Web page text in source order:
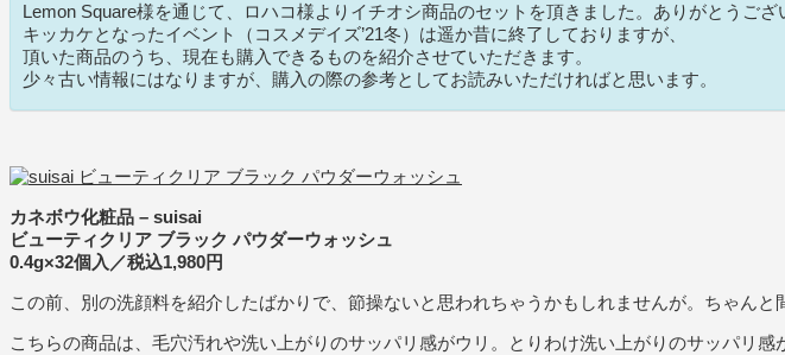
Lemon Square様を通じて、ロハコ様よりイチオシ商品のセットを頂きました。ありがとうござ
キッカケとなったイベント（コスメデイズ’21冬）は遥か昔に終了しておりますが、
頂いた商品のうち、現在も購入できるものを紹介させていただきます。
少々古い情報にはなりますが、購入の際の参考としてお読みいただければと思います。
カネボウ化粧品 – suisai
ビューティクリア ブラック パウダーウォッシュ
0.4g×32個入／税込1,980円
この前、別の洗顔料を紹介したばかりで、節操ないと思われちゃうかもしれませんが。ちゃん
こちらの商品は、毛穴汚れや洗い上がりのサッパリ感がウリ。とりわけ洗い上がりのサッパリ